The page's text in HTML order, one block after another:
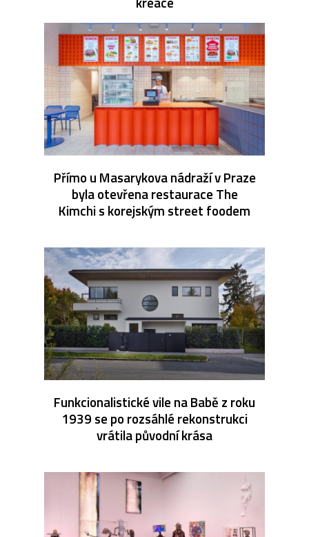
Přímo u Masarykova nádraží v Praze
byla otevřena restaurace The
Kimchi s korejským street foodem
Funkcionalistické vile na Babě z roku
1939 se po rozsáhlé rekonstrukci
vrátila původní krása